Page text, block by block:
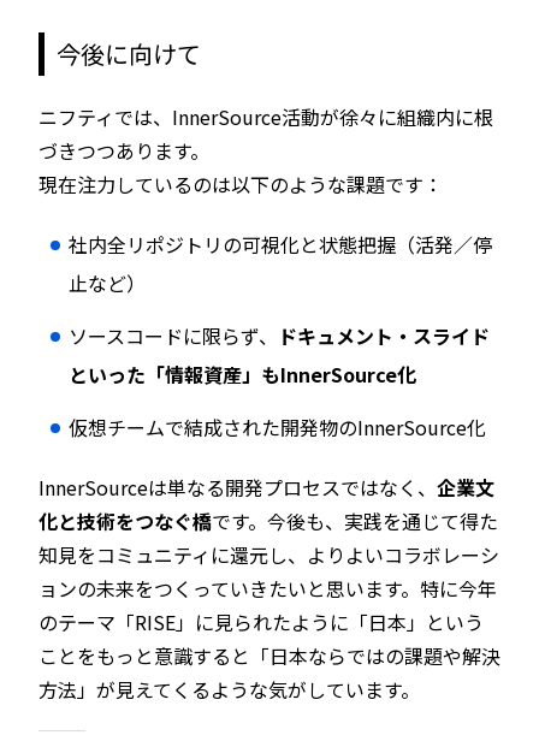
今後に向けて
ニフティでは、InnerSource活動が徐々に組織内に根
づきつつあります。
現在注力しているのは以下のような課題です：
社内全リポジトリの可視化と状態把握（活発／停
止など）
ソースコードに限らず、
ドキュメント・スライド
といった「情報資産」もInnerSource化
仮想チームで結成された開発物のInnerSource化
InnerSourceは単なる開発プロセスではなく、 企業文
化と技術をつなぐ橋です。今後も、実践を通じて得た
知見をコミュニティに還元し、よりよいコラボレーシ
ョンの未来をつくっていきたいと思います。特に今年
のテーマ「RISE」に見られたように「日本」という
ことをもっと意識すると「日本ならではの課題や解決
方法」が見えてくるような気がしています。